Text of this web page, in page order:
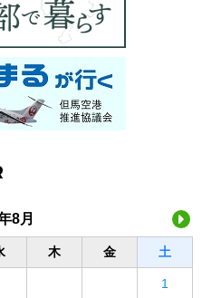
8月
木 金 土
1